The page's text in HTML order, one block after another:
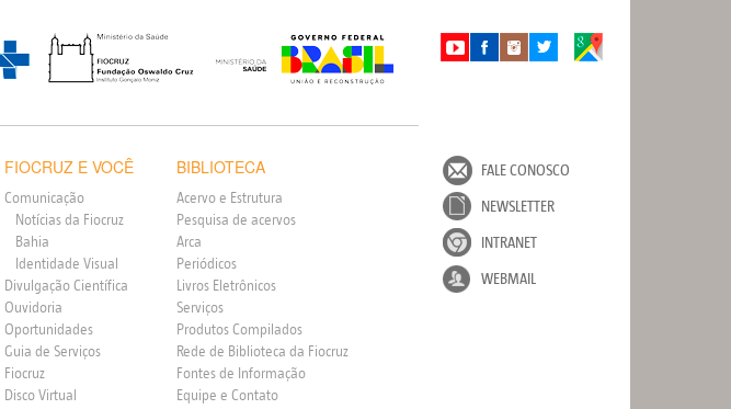
FIOCRUZ E VOCÊ
Comunicação
Notícias da Fiocruz
Bahia
Identidade Visual
Divulgação Científica
Ouvidoria
Oportunidades
Guia de Serviços
Fiocruz
Disco Virtual
BIBLIOTECA
Acervo e Estrutura
Pesquisa de acervos
Arca
Periódicos
Livros Eletrônicos
Serviços
Produtos Compilados
Rede de Biblioteca da Fiocruz
Fontes de Informação
Equipe e Contato
FALE CONOSCO
NEWSLETTER
INTRANET
WEBMAIL